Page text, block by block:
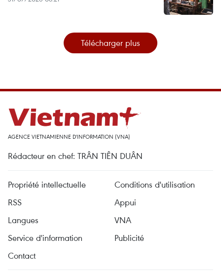
Télécharger plus
AGENCE VIETNAMIENNE D'INFORMATION (VNA)
Rédacteur en chef: TRÂN TIÊN DUÂN
Propriété intellectuelle
Conditions d'utilisation
RSS
Appui
Langues
VNA
Service d'information
Publicité
Contact